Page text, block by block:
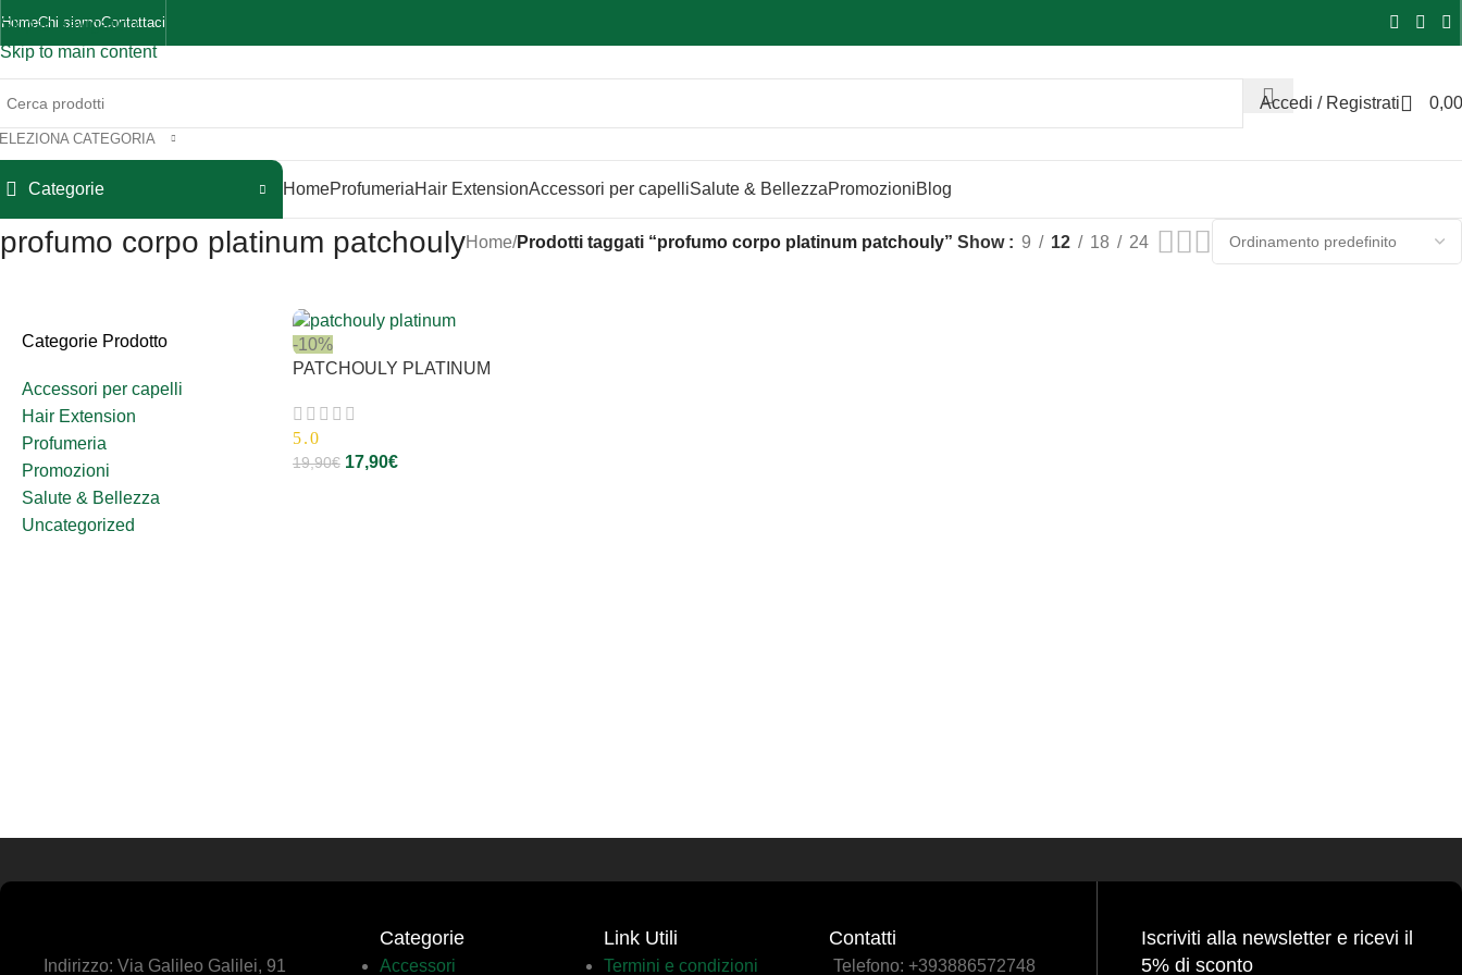
Skip to navigation
Skip to main content
HomeChi siamoContattaci
CATEGORIA
Accedi / Registrati 0,00
Categorie HomeProfumeriaHair ExtensionAccessori per capelliSalute & BellezzaPromozioniBlog
profumo corpo platinum patchoulyHome/Prodotti taggati “profumo corpo platinum patchouly” Show 9 12 18 24
Categorie Prodotto
Accessori per capelli
Hair Extension
Profumeria
Promozioni
Salute & Bellezza
Uncategorized
-10%
PATCHOULY PLATINUM
5.0
19,90€ 17,90€
Indirizzo: Via Galileo Galilei, 91
Categorie
Accessori
Link Utili
Termini e condizioni
Contatti
Telefono: +393886572748
Iscriviti alla newsletter e ricevi il
5% di sconto